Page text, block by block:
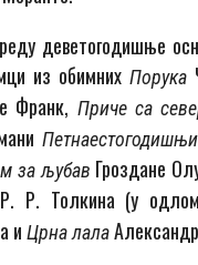
деветогодишње
из обимних Порука
Франк, Приче са
за љубав Гроздане
Р. Толкина (у
иЦрна лала